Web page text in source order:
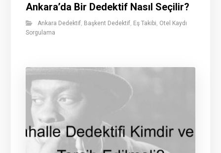
Ankara’da Bir Dedektif Nasıl Seçilir?
Ankara Dedektif, Başkent Dedektif, Eş Takibi, Otel Kaydı
Sorgulama